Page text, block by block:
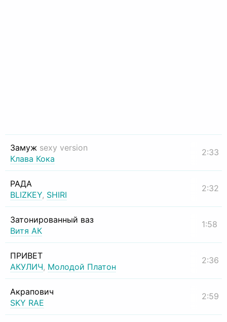
Замуж sexy version
Клава Кока
2:33
РАДА
BLIZKEY, SHIRI
2:32
Затонированный ваз
Витя АК
1:58
ПРИВЕТ
АКУЛИЧ, Молодой Платон
2:36
Акрапович
SKY RAE
2:59